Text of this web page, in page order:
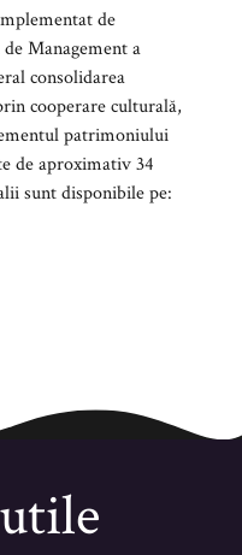
de
Management a
consolidarea
cooperare culturală,
patrimoniului
de aproximativ 34
sunt disponibile pe: